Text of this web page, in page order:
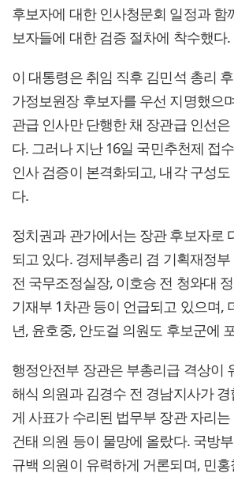
후보자에 대한 인사청문회 일정과 함
보자들에 대한 검증 절차에 착수했다.
이 대통령은 취임 직후 김민석 총리
가정보원장 후보자를 우선 지명했으
관급 인사만 단행한 채 장관급 인선
다. 그러나 지난 16일 국민추천제 접
인사 검증이 본격화되고, 내각 구성
다.
정치권과 관가에서는 장관 후보자로
되고 있다. 경제부총리 겸 기획재정
전 국무조정실장, 이호승 전 청와대
기재부 1차관 등이 언급되고 있으며,
년, 윤호중, 안도걸 의원도 후보군에
행정안전부 장관은 부총리급 격상이
해식 의원과 김경수 전 경남지사가
게 사표가 수리된 법무부 장관 자리
건태 의원 등이 물망에 올랐다. 국방
규백 의원이 유력하게 거론되며, 민